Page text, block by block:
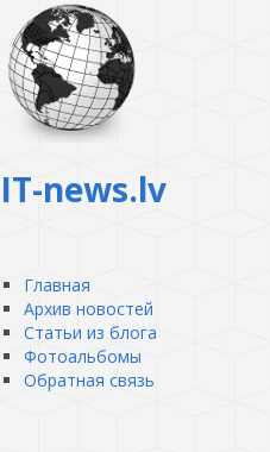
IT-news.lv
Главная
Архив новостей
Статьи из блога
Фотоальбомы
Обратная связь